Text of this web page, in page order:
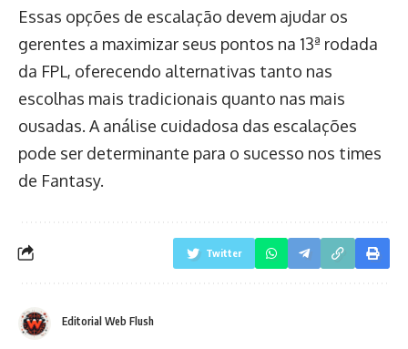
Essas opções de escalação devem ajudar os
gerentes a maximizar seus pontos na 13ª rodada
da FPL, oferecendo alternativas tanto nas
escolhas mais tradicionais quanto nas mais
ousadas. A análise cuidadosa das escalações
pode ser determinante para o sucesso nos times
de Fantasy.
Twitter
Editorial Web Flush